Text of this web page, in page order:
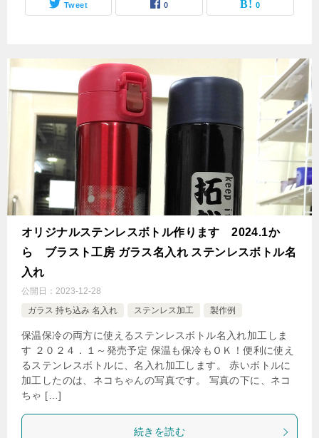
Tweet 0 0
オリジナルステンレスボトル作ります 2024.1か
ら ブラスト工房 ガラス名入れ ステンレスボトル名
入れ
公開日： 2023-12-28
ガラス 持ち込み 名入れ
ステンレス加工 製作例
保温保冷の両方に使えるステンレスボトル名入れ加工しま
す ２０２４．１～発売予定 保温も保冷もＯＫ！便利に使え
るステンレスボトルに、名入れ加工します。 赤いボトルに
加工したのは、ネコちゃんの写真です。 写真の下に、ネコ
ちゃ […]
続きを読む